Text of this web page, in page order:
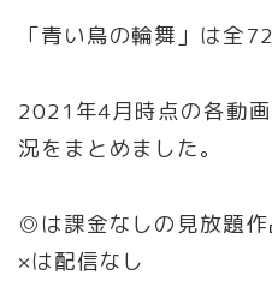
「青い鳥の輪舞」は全
2021年4月時点の各動
況をまとめました。
◎は課金なしの見放題作
×は配信なし